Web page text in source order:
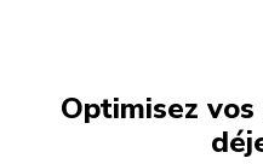
Optimisez